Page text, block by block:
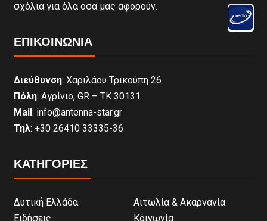
σχόλια για όλα όσα μας αφορούν.
ΕΠΙΚΟΙΝΩΝΊΑ
Διεύθυνση: Χαριλάου Τρικούπη 26
Πόλη: Αγρίνιο, GR – ΤΚ 30131
Mail: info@antenna-star.gr
Τηλ: +30 26410 33335-36
ΚΑΤΗΓΟΡΙΕΣ
Δυτική Ελλάδα
Αιτωλία & Ακαρνανία
Ειδήσεις
Κοινωνία